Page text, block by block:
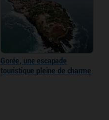
Gorée, une escapade
touristique pleine de charme